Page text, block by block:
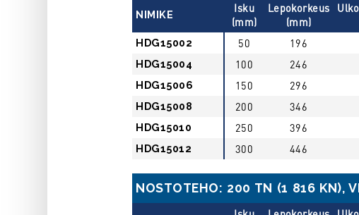
NIMIKE
Isku
(mm)
Lepokorkeus
(mm)
HDG15002 50 196
HDG15004 100 246
HDG15006 150 296
HDG15008 200 346
HDG15010 250 396
HDG15012 300 446
NOSTOTEHO: 200 TN (1 816 KN),